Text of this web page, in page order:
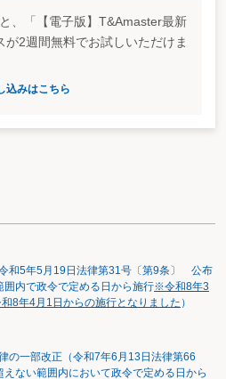
「…当該申告が過少となった事由が真にや
税者の税法の不知又は誤解に基づく場合
とした上で、「本件規定の適用の有無は、
っているのであるから、個人から会社に対
理解に欠けたまま専門的文献等の記載を誤
と同一視することはできない。（中略）本
」の判断について、「誠に正当なもので
税理士の実務に密接な論戦が展開されそう
、「【電子版】T&Amaster最新
2週間無料でお試しいただけま
込みはこちら
令和5年5月19日法律第31号〔第9条〕 公布
内で政令で定める日から施行※令和8年3
8年4月1日からの施行となりました ）
の一部改正（令和7年6月13日法律第66
ない範囲内において政令で定める日から